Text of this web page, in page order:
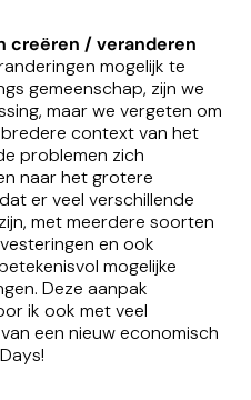
creëren / veranderen
mogelijk te
gemeenschap, zijn we
maar we vergeten om
context van het
problemen zich
naar het grotere
er veel verschillende
met meerdere soorten
en ook
mogelijke
Deze aanpak
ik ook met veel
een nieuw economisch